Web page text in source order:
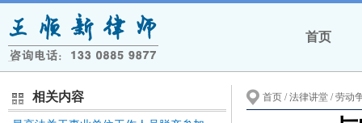
首页
相关内容 首页 / 法律讲堂 /劳动